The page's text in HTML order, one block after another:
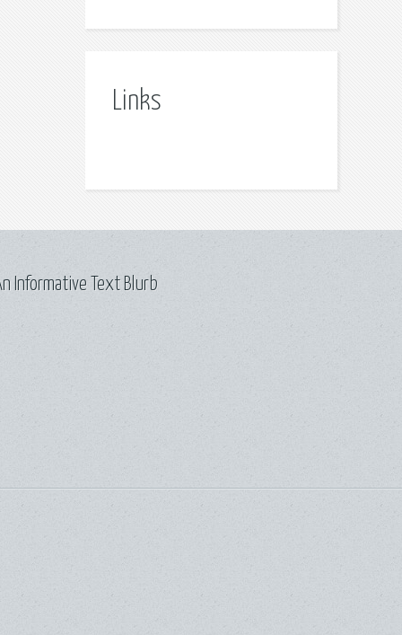
Links
Informative Text Blurb